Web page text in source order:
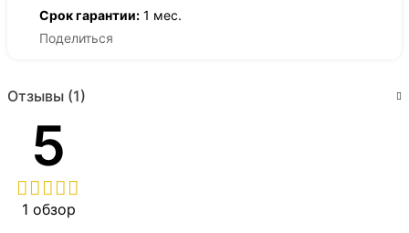
Срок гарантии: 1 мес.
Поделиться
Отзывы (1)
5
1 обзор